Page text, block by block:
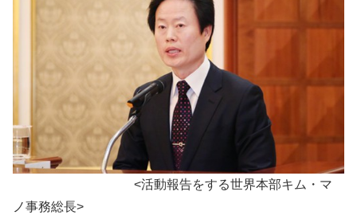
<活動報告をする世界本部キム・マ
ノ事務総長>